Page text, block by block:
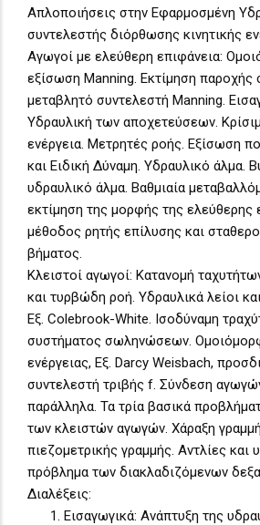
Απλοποιήσεις στην Εφαρμοσμένη
συντελεστής διόρθωσης κινητικής
Αγωγοί με ελεύθερη επιφάνεια:
εξίσωση Manning. Εκτίμηση παροχής
μεταβλητό συντελεστή Manning.
Υδραυλική των αποχετεύσεων.
ενέργεια. Μετρητές ροής. Εξίσωση
και Ειδική Δύναμη. Υδραυλικό άλμα.
υδραυλικό άλμα. Βαθμιαία
εκτίμηση της μορφής της ελεύθερης
μέθοδος ρητής επίλυσης και
βήματος.
Κλειστοί αγωγοί: Κατανομή
και τυρβώδη ροή. Υδραυλικά λείοι
Εξ. Colebrook-White. Ισοδύναμη
συστήματος σωληνώσεων.
ενέργειας, Εξ. Darcy Weisbach,
συντελεστή τριβής f. Σύνδεση
παράλληλα. Τα τρία βασικά
των κλειστών αγωγών. Χάραξη
πιεζομετρικής γραμμής. Αντλίες και
πρόβλημα των διακλαδιζόμενων
Διαλέξεις:
Εισαγωγικά: Ανάπτυξη της